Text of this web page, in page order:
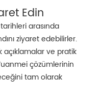
Edin
​​arasında
ziyaret edebilirler.
açıklamalar ve pratik
çözümlerinin
tam olarak